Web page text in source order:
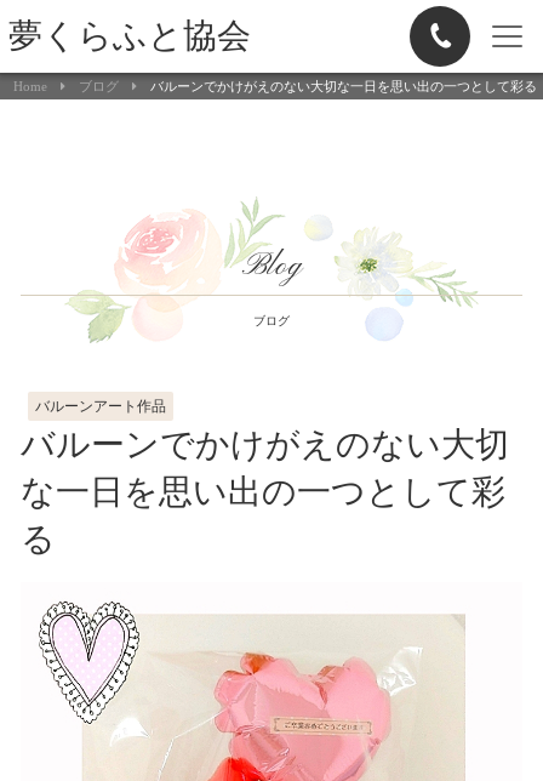
夢くらふと協会
Home ブログ バルーンでかけがえのない大切な一日を思い出の一つとして彩る
Blog
ブログ
バルーンアート作品
バルーンでかけがえのない大切
な一日を思い出の一つとして彩
る